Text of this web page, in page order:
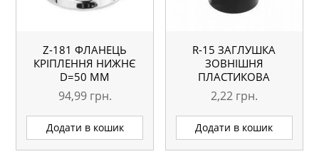
Z-181 ФЛАНЕЦЬ
КРІПЛЕННЯ НИЖНЄ
D=50 ММ
94,99 грн.
Додати в кошик
R-15 ЗАГЛУШКА
ЗОВНІШНЯ
ПЛАСТИКОВА
2,22 грн.
Додати в кошик